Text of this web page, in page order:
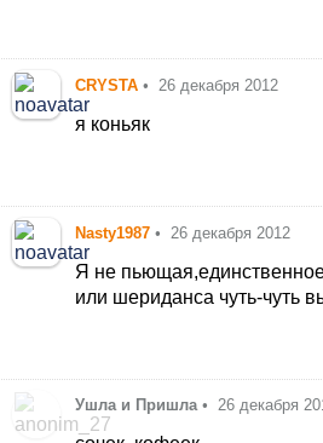
CRYSTA • 26 декабря 2012
я коньяк
Nasty1987 • 26 декабря 2012
Я не
или шериданса чуть-чуть
Ушла и Пришла • 26 декабря